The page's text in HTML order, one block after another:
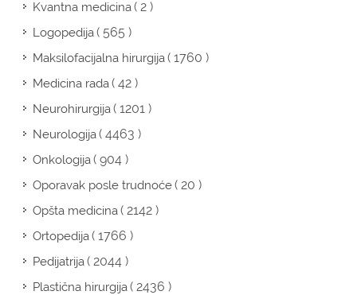
Kvantna medicina( 2 )
Logopedija( 565 )
Maksilofacijalna hirurgija( 1760 )
Medicina rada( 42 )
Neurohirurgija( 1201 )
Neurologija( 4463 )
Onkologija( 904 )
Oporavak posle trudnoće( 20 )
Opšta medicina( 2142 )
Ortopedija( 1766 )
Pedijatrija( 2044 )
Plastična hirurgija( 2436 )